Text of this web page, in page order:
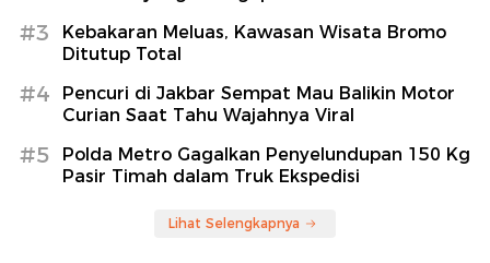
#3
Kebakaran Meluas, Kawasan Wisata Bromo
Ditutup Total
#4
Pencuri di Jakbar Sempat Mau Balikin Motor
Curian Saat Tahu Wajahnya Viral
#5
Polda Metro Gagalkan Penyelundupan 150 Kg
Pasir Timah dalam Truk Ekspedisi
Lihat Selengkapnya